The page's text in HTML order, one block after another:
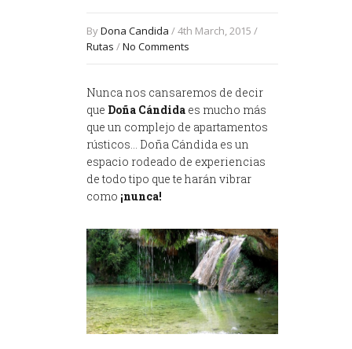
ByDona Candida / 4th March, 2015 /
Rutas /No Comments
Nunca nos cansaremos de decir
que Doña Cándida es mucho más
que un complejo de apartamentos
rústicos… Doña Cándida es un
espacio rodeado de experiencias
de todo tipo que te harán vibrar
como ¡nunca!